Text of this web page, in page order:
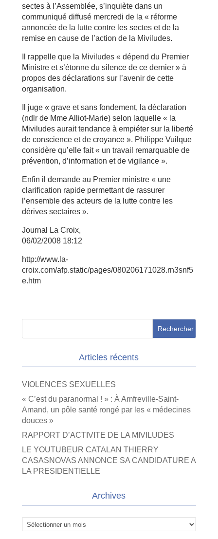
sectes à l’Assemblée, s’inquiète dans un
communiqué diffusé mercredi de la « réforme
annoncée de la lutte contre les sectes et de la
remise en cause de l’action de la Miviludes.
Il rappelle que la Miviludes « dépend du Premier
Ministre et s’étonne du silence de ce dernier » à
propos des déclarations sur l’avenir de cette
organisation.
Il juge « grave et sans fondement, la déclaration
(ndlr de Mme Alliot-Marie) selon laquelle « la
Miviludes aurait tendance à empiéter sur la liberté
de conscience et de croyance ». Philippe Vuilque
considère qu’elle fait « un travail remarquable de
prévention, d’information et de vigilance ».
Enfin il demande au Premier ministre « une
clarification rapide permettant de rassurer
l’ensemble des acteurs de la lutte contre les
dérives sectaires ».
Journal La Croix,
06/02/2008 18:12
http://www.la-
croix.com/afp.static/pages/080206171028.rn3snf5
e.htm
Articles récents
VIOLENCES SEXUELLES
« C’est du paranormal ! » : À Amfreville-Saint-
Amand, un pôle santé rongé par les « médecines
douces »
RAPPORT D’ACTIVITE DE LA MIVILUDES
LE YOUTUBEUR CATALAN THIERRY
CASASNOVAS ANNONCE SA CANDIDATURE A
LA PRESIDENTIELLE
Archives
Archives